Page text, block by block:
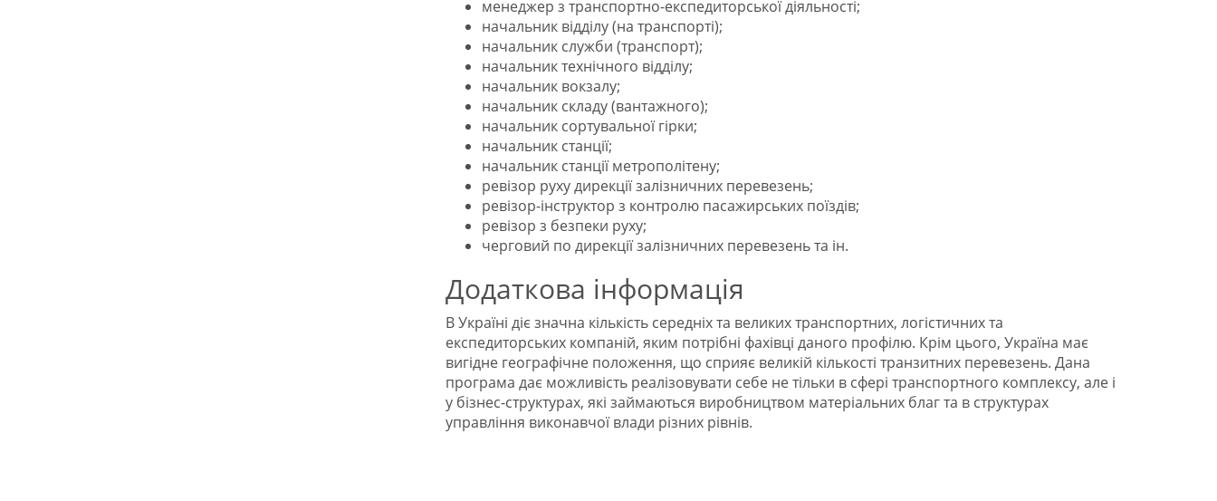
менеджер з транспортно-експедиторської діяльності;
начальник відділу (на транспорті);
начальник служби (транспорт);
начальник технічного відділу;
начальник вокзалу;
начальник складу (вантажного);
начальник сортувальної гірки;
начальник станції;
начальник станції метрополітену;
ревізор руху дирекції залізничних перевезень;
ревізор-інструктор з контролю пасажирських поїздів;
ревізор з безпеки руху;
черговий по дирекції залізничних перевезень та ін.
Додаткова інформація
В Україні діє значна кількість середніх та великих транспортних, логістичних та
експедиторських компаній, яким потрібні фахівці даного профілю. Крім цього, Україна має
вигідне географічне положення, що сприяє великій кількості транзитних перевезень. Дана
програма дає можливість реалізовувати себе не тільки в сфері транспортного комплексу, але і
у бізнес-структурах, які займаються виробництвом матеріальних благ та в структурах
управління виконавчої влади різних рівнів.